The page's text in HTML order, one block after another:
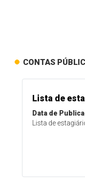
CONTAS
Lista de
Data de
Lista de